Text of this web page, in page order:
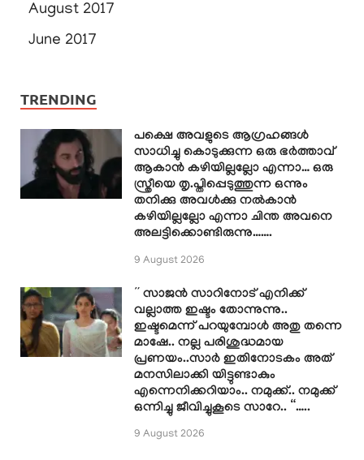
August 2017
June 2017
TRENDING
പക്ഷെ അവളുടെ ആഗ്രഹങ്ങൾ
സാധിച്ചു കൊടുക്കുന്ന ഒരു ഭർത്താവ്
ആകാൻ കഴിയില്ലല്ലോ എന്നാ… ഒരു
സ്ത്രീയെ തൃ.പ്തിപ്പെടുത്തുന്ന ഒന്നും
തനിക്കു അവൾക്കു നൽകാൻ
കഴിയില്ലല്ലോ എന്നാ ചിന്ത അവനെ
അലട്ടിക്കൊണ്ടിരുന്നു…….
9 August 2026
” സാജൻ സാറിനോട് എനിക്ക്
വല്ലാത്ത ഇഷ്ടം തോന്നുന്നു..
ഇഷ്ടമെന്ന് പറയുമ്പോൾ അതു തന്നെ
മാഷേ.. നല്ല പരിശുദ്ധമായ
പ്രണയം..സാർ ഇതിനോടകം അത്
മനസിലാക്കി യിട്ടുണ്ടാകും
എന്നെനിക്കറിയാം.. നമുക്ക്.. നമുക്ക്
ഒന്നിച്ചു ജീവിച്ചുകൂടെ സാറേ.. “…..
9 August 2026